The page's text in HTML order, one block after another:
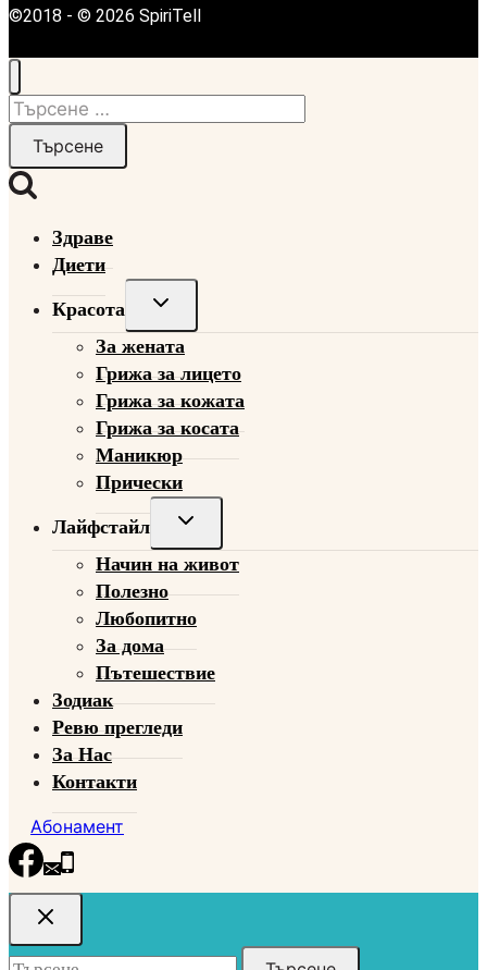
©2018 - © 2026 SpiriTell
Търсене
Здраве
Диети
Красота
Toggle
child
menu
За жената
Грижа за лицето
Грижа за кожата
Грижа за косата
Маникюр
Прически
Лайфстайл
Toggle
child
menu
Начин на живот
Полезно
Любопитно
За дома
Пътешествие
Зодиак
Ревю прегледи
За Нас
Контакти
Абонамент
Търсене